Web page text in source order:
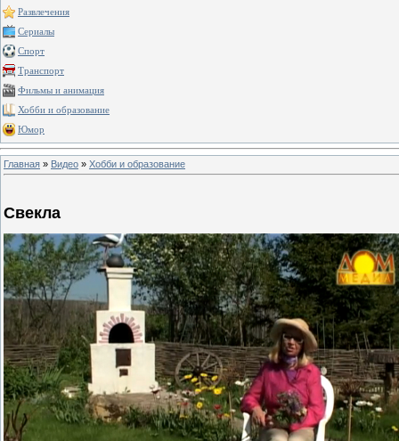
Развлечения
Сериалы
Спорт
Транспорт
Фильмы и анимация
Хобби и образование
Юмор
Главная » Видео » Хобби и образование
Свекла